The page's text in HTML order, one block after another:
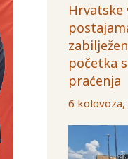
Hrvatske
početka
praćenja
6 kolovoza,